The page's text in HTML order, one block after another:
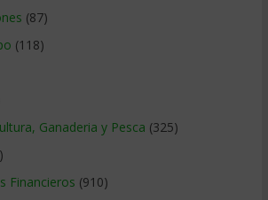
(87)
(118)
Ganaderia y Pesca (325)
Financieros (910)